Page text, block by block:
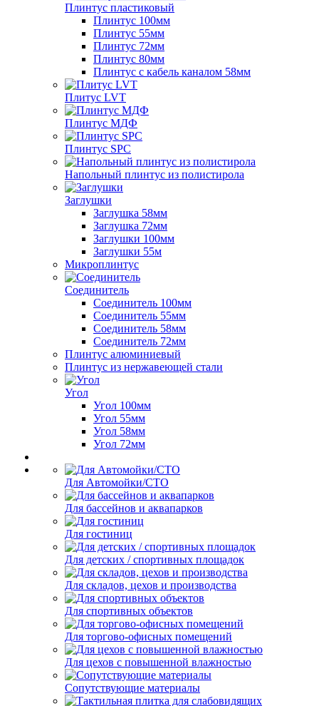
Плинтус пластиковый
Плинтус 100мм
Плинтус 55мм
Плинтус 72мм
Плинтус 80мм
Плинтус с кабель каналом 58мм
Плитус LVT
Плинтус МДФ
Плинтус SPC
Напольный плинтус из полистирола
Заглушки
Заглушка 58мм
Заглушка 72мм
Заглушки 100мм
Заглушки 55м
Микроплинтус
Соединитель
Соединитель 100мм
Соединитель 55мм
Соединитель 58мм
Соединитель 72мм
Плинтус алюминиевый
Плинтус из нержавеющей стали
Угол
Угол 100мм
Угол 55мм
Угол 58мм
Угол 72мм
Для Автомойки/СТО
Для бассейнов и аквапарков
Для гостиниц
Для детских / спортивных площадок
Для складов, цехов и производства
Для спортивных объектов
Для торгово-офисных помещений
Для цехов с повышенной влажностью
Сопутствующие материалы